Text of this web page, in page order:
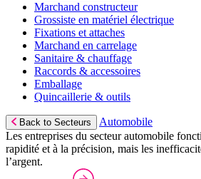
Marchand constructeur
Grossiste en matériel électrique
Fixations et attaches
Marchand en carrelage
Sanitaire & chauffage
Raccords & accessoires
Emballage
Quincaillerie & outils
Back to Secteurs
Automobile
Les entreprises du secteur automobile
rapidité et à la précision, mais les
l’argent.